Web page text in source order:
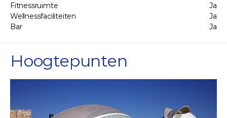
Fitnessruimte
Ja
Wellnessfaciliteiten
Ja
Bar
Ja
Hoogtepunten